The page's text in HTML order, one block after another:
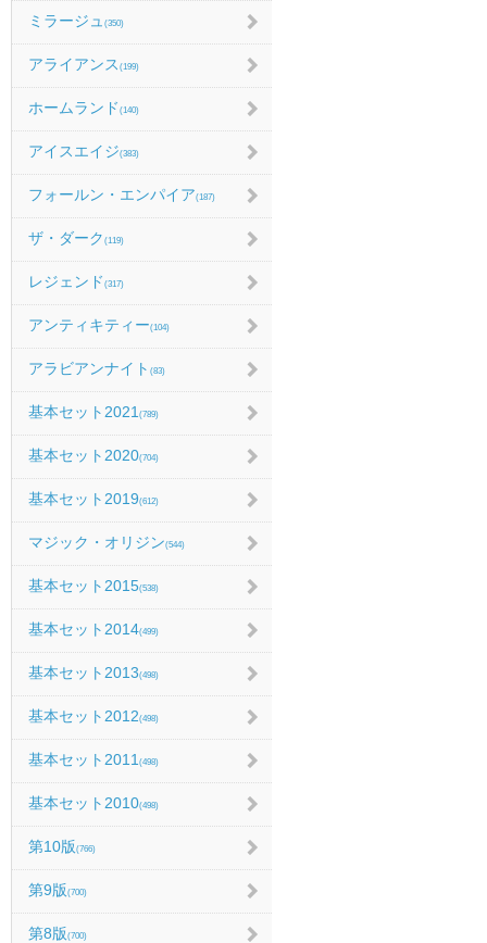
ミラージュ (350)
アライアンス (199)
ホームランド (140)
アイスエイジ(383)
フォールン・エンパイア(187)
ザ・ダーク (119)
レジェンド (317)
アンティキティー(104)
アラビアンナイト (83)
基本セット2021 (789)
基本セット2020(704)
基本セット2019(612)
マジック・オリジン(544)
基本セット2015(538)
基本セット2014(499)
基本セット2013(498)
基本セット2012(498)
基本セット2011 (498)
基本セット2010(498)
第10版(766)
第9版(700)
第8版(700)